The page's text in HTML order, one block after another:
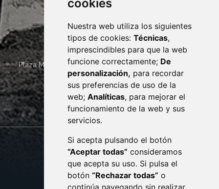
cookies
Nuestra web utiliza los siguientes
tipos de cookies: Técnicas,
imprescindibles para que la web
funcione correctamente; De
personalización, para recordar
sus preferencias de uso de la
web; Analíticas, para mejorar el
funcionamiento de la web y sus
servicios.
Si acepta pulsando el botón
“Aceptar todas” consideramos
que acepta su uso. Si pulsa el
botón “Rechazar todas” o
continúa navegando sin realizar
Plaza Mayor 4 22400 MONZÓN - ARAGÓN (ESPAÑA)
· (34) 974 400 700 ·
sac@monzon.es
monzon.es
CONTACTO
AVISO LEGAL
PROTECCIÓN DE DATOS
POLÍTICA DE COOKIES
ACCESIBILIDAD